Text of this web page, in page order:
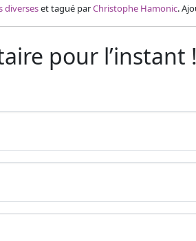
diverseset tagué parChristophe Hamonic.
pour l’instant !